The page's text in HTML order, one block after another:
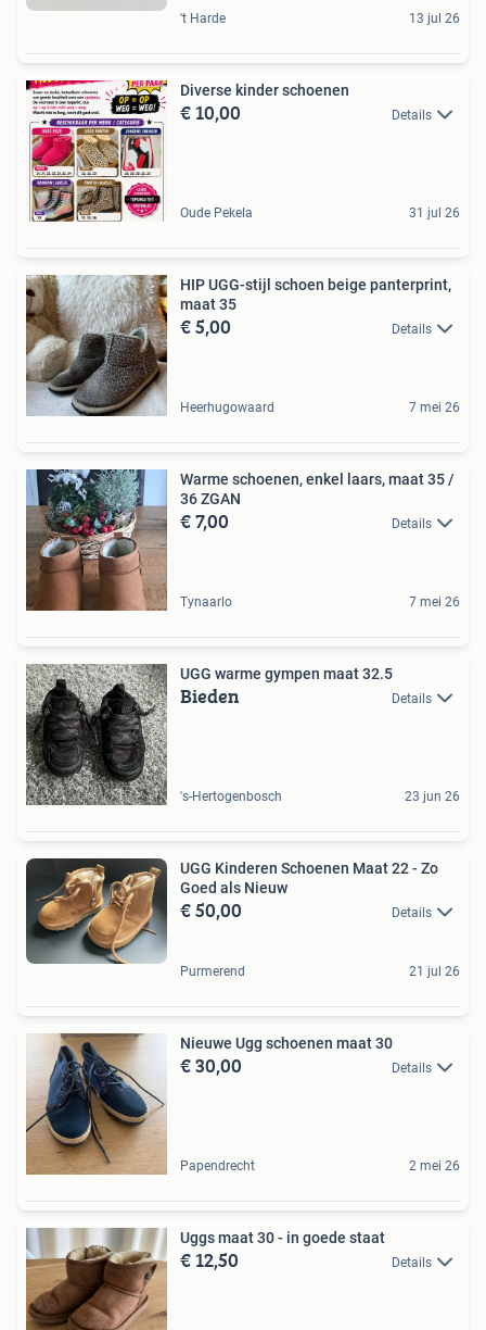
't Harde 13 jul 26
Diverse kinder schoenen
€ 10,00 Details
Oude Pekela 31 jul 26
HIP UGG-stijl schoen beige panterprint,
maat 35
€ 5,00 Details
Heerhugowaard 7 mei 26
Warme schoenen, enkel laars, maat 35 /
36 ZGAN
€ 7,00 Details
Tynaarlo 7 mei 26
UGG warme gympen maat 32.5
Bieden Details
's-Hertogenbosch 23 jun 26
UGG Kinderen Schoenen Maat 22 - Zo
Goed als Nieuw
€ 50,00 Details
Purmerend 21 jul 26
Nieuwe Ugg schoenen maat 30
€ 30,00 Details
Papendrecht 2 mei 26
Uggs maat 30 - in goede staat
€ 12,50 Details